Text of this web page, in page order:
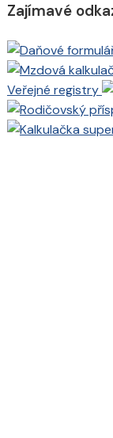
Zajímavé
Veřejné registry